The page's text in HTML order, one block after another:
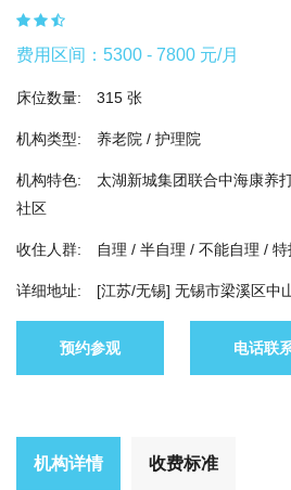
费用区间：5300 - 7800 元/月
床位数量: 315 张
机构类型: 养老院 / 护理院
机构特色:
太湖新城集团联合中海康养
社区
收住人群: 自理 / 半自理 / 不能自理 / 特
详细地址: [江苏/无锡] 无锡市梁溪区中
预约参观 电话联
机构详情 收费标准